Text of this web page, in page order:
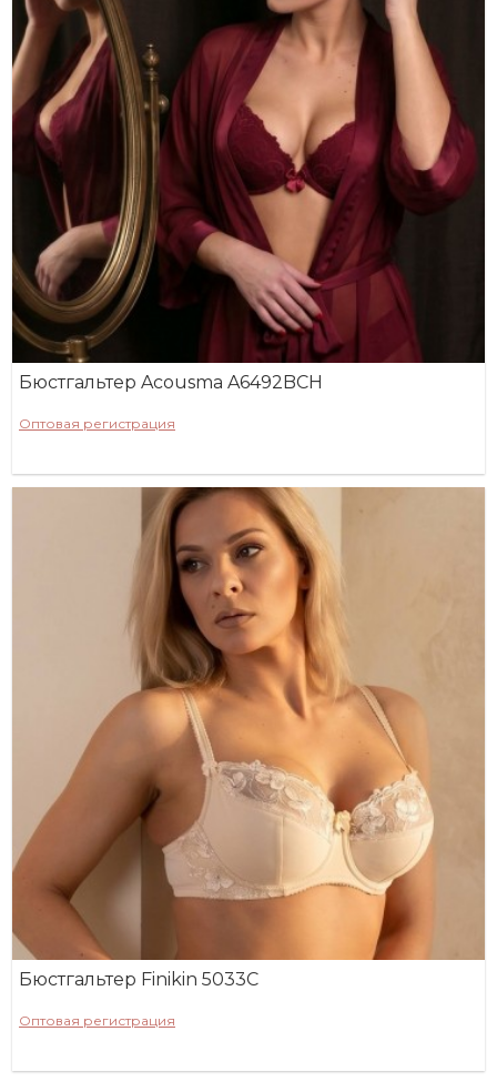
Бюстгальтер Acousma A6492BCH
Оптовая регистрация
Бюстгальтер Finikin 5033C
Оптовая регистрация